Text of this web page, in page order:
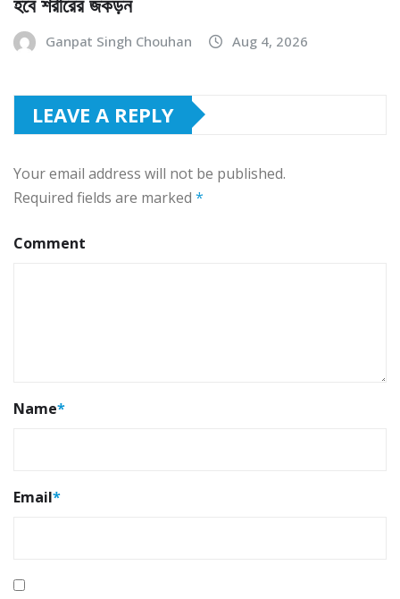
Ganpat Singh Chouhan Aug 4, 2026
LEAVE A REPLY
Your email address will not be published.
Required fields are marked *
Comment
Name*
Email*